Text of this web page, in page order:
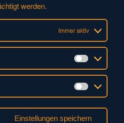
werden.
Immer aktiv
Statistiken
Marketing
Einstellungen speichern